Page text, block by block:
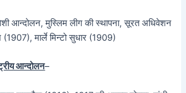
आन्दोलन, मुस्लिम लीग की स्थापना, सूरत अधिवेशन
मार्ले मिन्टो सुधार (1909)
आन्दोलन–